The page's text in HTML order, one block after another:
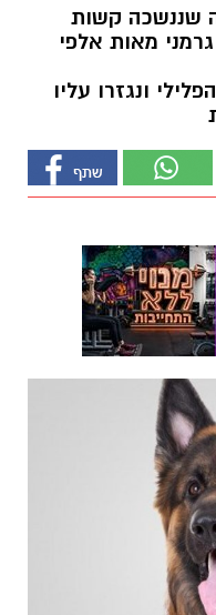
שננשכה קשות
מאות אלפי
ונגזרו עליו